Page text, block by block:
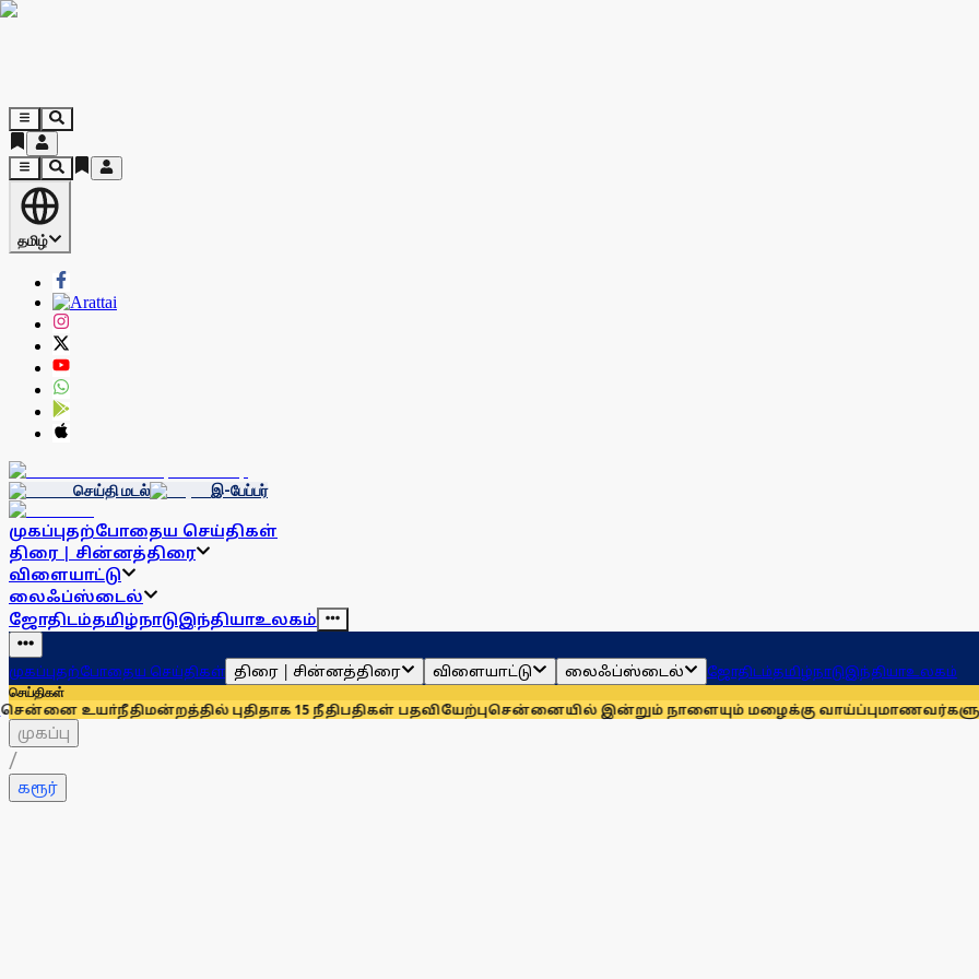
தமிழ்
செய்தி மடல் இ-பேப்பர்
முகப்புதற்போதைய செய்திகள்
திரை | சின்னத்திரை
விளையாட்டு
லைஃப்ஸ்டைல்
ஜோதிடம்தமிழ்நாடுஇந்தியாஉலகம்
முகப்புதற்போதைய செய்திகள் திரை | சின்னத்திரை விளையாட்டு லைஃப்ஸ்டைல் ஜோதிடம்தமிழ்நாடுஇந்தியாஉலகம்
செய்திகள்
புதிதாக 15 நீதிபதிகள் பதவியேற்புசென்னையில் இன்றும் நாளையும் மழைக்கு வாய்ப்புமாணவர்களுக்காக முதலில்
முகப்பு
/
கரூர்